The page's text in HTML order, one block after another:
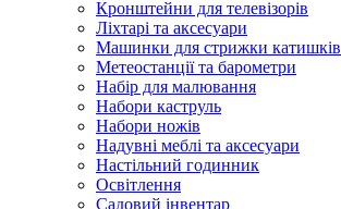
Кронштейни для телевізорів
Ліхтарі та аксесуари
Машинки для стрижки катишків
Метеостанції та барометри
Набір для малювання
Набори каструль
Набори ножів
Надувні меблі та аксесуари
Настільний годинник
Освітлення
Садовий інвентар